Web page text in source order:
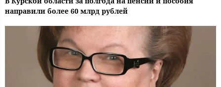
направили более 60 млрд рублей